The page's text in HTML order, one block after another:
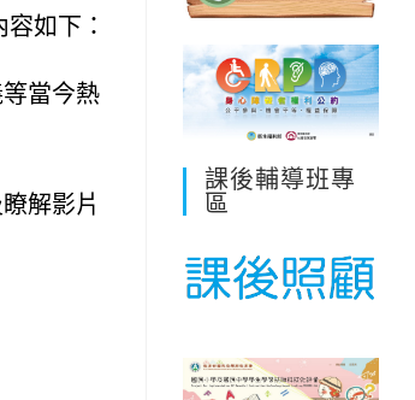
如下：
當今熱
解影片
課後輔導班專
區